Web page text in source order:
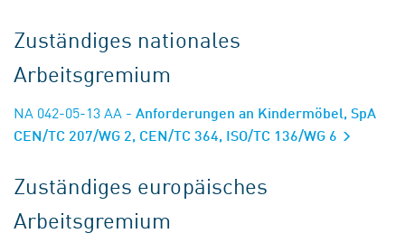
Zuständiges nationales
Arbeitsgremium
NA 042-05-13 AA - Anforderungen an Kindermöbel, SpA
CEN/TC 207/WG 2, CEN/TC 364, ISO/TC 136/WG 6
Zuständiges europäisches
Arbeitsgremium